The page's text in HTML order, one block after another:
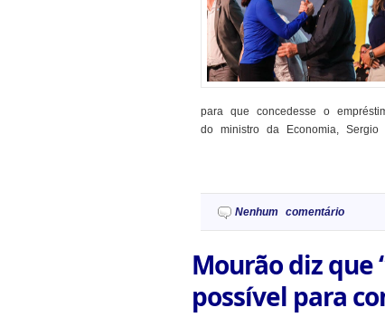
para que concedesse o
do ministro da Economia, Sergio
Nenhum comentário
Mourão diz que
possível para